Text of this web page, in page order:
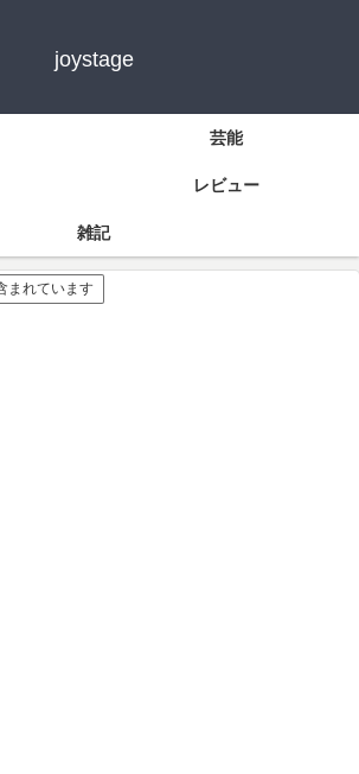
joystage
芸能
レビュー
雑記
まれています